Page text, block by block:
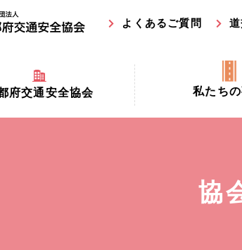
よくあるご質問
府交通安全協会
通安全協会とは？
私たち
京都府交通安全活動
交通安全協力金の
協